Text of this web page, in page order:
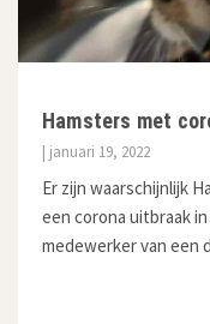
Hamsters met
| januari 19, 2022
Er zijn waarschijnlijk
een corona uitbraak
medewerker van een